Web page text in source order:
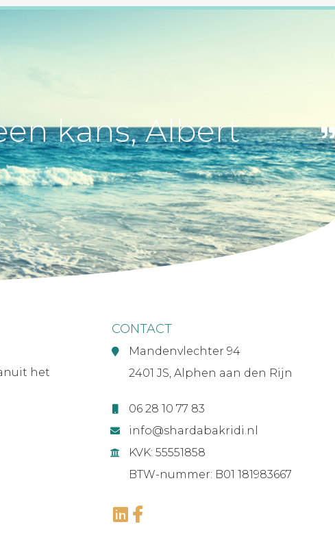
kans, Albert
het
CONTACT
Mandenvlechter 94
2401 JS, Alphen aan den Rijn
06 28 10 77 83
info@shardabakridi.nl
KVK: 55551858
BTW-nummer: B01 181983667